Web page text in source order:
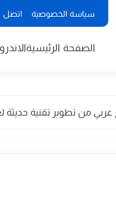
سياسة الخصوصية اتصل
الصفحة الرئيسية
من تطوير تقنية حديثة